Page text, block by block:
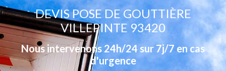
DEVIS POSE DE GOUTTIÈRE
VILLEPINTE 93420
Nous intervenons 24h/24 sur 7j/7 en cas
d'urgence